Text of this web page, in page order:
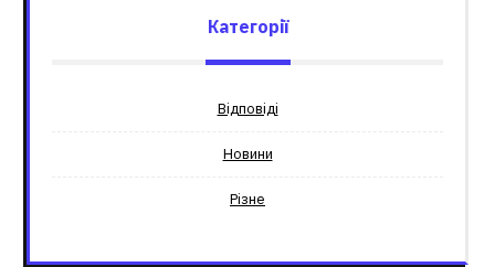
Категорії
Відповіді
Новини
Різне